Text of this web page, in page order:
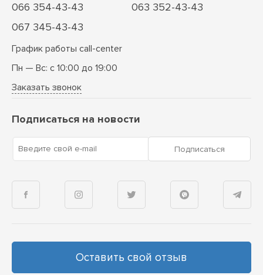
066 354-43-43
063 352-43-43
067 345-43-43
График работы call-center
Пн — Вс: с 10:00 до 19:00
Заказать звонок
Подписаться на новости
Введите свой e-mail Подписаться
Оставить свой отзыв